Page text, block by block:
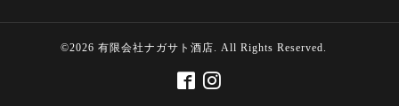
©2026 有限会社ナガサト酒店. All Rights Reserved.